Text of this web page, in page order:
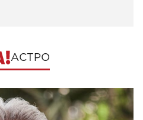
АСТРО